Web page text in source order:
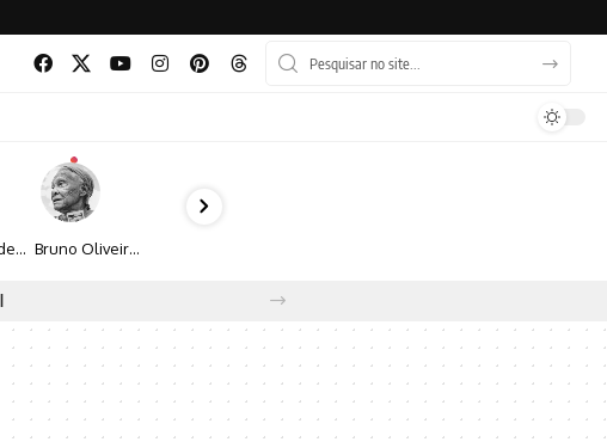
Fotografia de Fátima Carlini transforma paisagens naturais em experiências de contemplação Bruno Oliveira retrata o cotidiano urbano por meio da fotografia em preto e branco